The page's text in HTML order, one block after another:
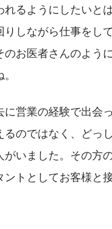
れるようにしたいと
りしながら仕事をし
のお医者さんのよう
に営業の経験で出会
るのではなく、どっ
がいました。その方
ントとしてお客様と